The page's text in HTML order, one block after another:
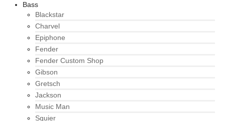
Bass
Blackstar
Charvel
Epiphone
Fender
Fender Custom Shop
Gibson
Gretsch
Jackson
Music Man
Squier